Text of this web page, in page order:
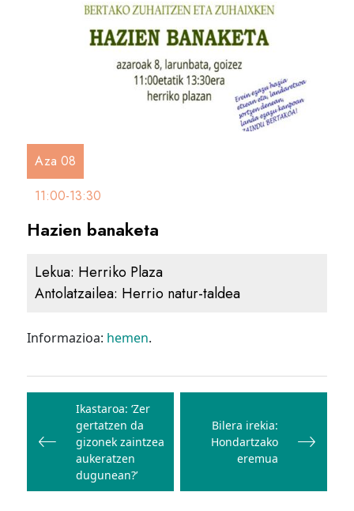
Aza 08
11:00-13:30
Hazien banaketa
Lekua: Herriko Plaza
Antolatzailea: Herrio natur-taldea
Informazioa: hemen.
Bidalketetan
zehar
nabigatu
Ikastaroa: ‘Zer
gertatzen da
gizonek zaintzea
aukeratzen
dugunean?’
Bilera irekia:
Hondartzako
eremua